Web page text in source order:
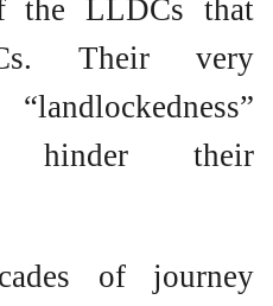
the LLDCs that
Their very
hinder their
of journey